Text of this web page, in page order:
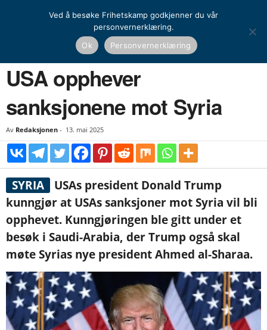
USA opphever sanksjonene mot Syria
USA opphever
sanksjonene mot Syria
Av Redaksjonen - 13. mai 2025
SYRIA
USAs president Donald Trump
kunngjør at USAs sanksjoner mot Syria vil bli
opphevet. Kunngjøringen ble gitt under et
besøk i Saudi-Arabia, der Trump også skal
møte Syrias nye president Ahmed al-Sharaa.
Ved å besøke Frihetskamp godkjenner du vår
personvernerklæring.
Ok
Personvernerklæring